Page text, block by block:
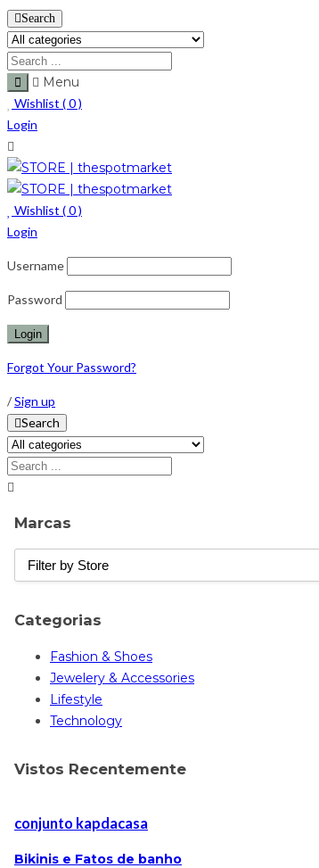
Search
Menu
Wishlist (0)
Login
Wishlist (0)
Login
Username
Password
Forgot Your Password?
/Sign up
Search
Marcas
Categorias
Fashion & Shoes
Jewelery & Accessories
Lifestyle
Technology
Vistos Recentemente
conjunto kapdacasa
Bikinis e Fatos de banho